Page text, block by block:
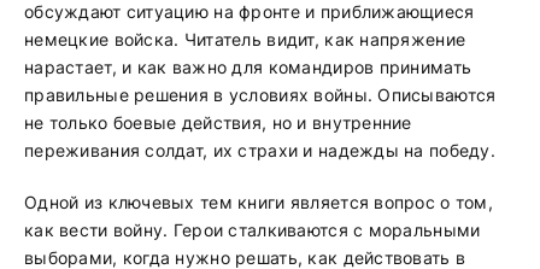
обсуждают ситуацию на фронте и приближающиеся
немецкие войска. Читатель видит, как напряжение
нарастает, и как важно для командиров принимать
правильные решения в условиях войны. Описываются
не только боевые действия, но и внутренние
переживания солдат, их страхи и надежды на победу.
Одной из ключевых тем книги является вопрос о том,
как вести войну. Герои сталкиваются с моральными
выборами, когда нужно решать, как действовать в